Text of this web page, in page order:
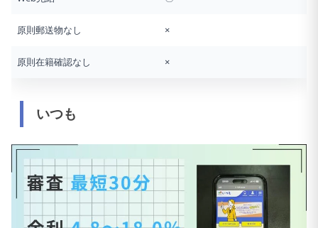
原則郵送物なし ×
原則在籍確認なし ×
いつも